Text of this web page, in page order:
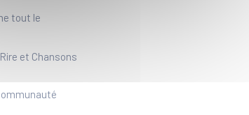
tout le
et Chansons